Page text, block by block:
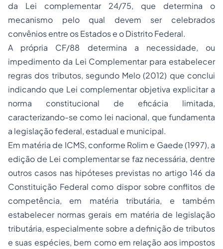
da Lei complementar 24/75, que determina o
mecanismo pelo qual devem ser celebrados
convênios entre os Estados e o Distrito Federal.
A própria CF/88 determina a necessidade, ou
impedimento da Lei Complementar para estabelecer
regras dos tributos, segundo Melo (2012) que conclui
indicando que Lei complementar objetiva explicitar a
norma constitucional de eficácia limitada,
caracterizando-se como lei nacional, que fundamenta
a legislação federal, estadual e municipal.
Em matéria de ICMS, conforme Rolim e Gaede (1997), a
edição de Lei complementar se faz necessária, dentre
outros casos nas hipóteses previstas no artigo 146 da
Constituição Federal como dispor sobre conflitos de
competência, em matéria tributária, e também
estabelecer normas gerais em matéria de legislação
tributária, especialmente sobre a definição de tributos
e suas espécies, bem como em relação aos impostos